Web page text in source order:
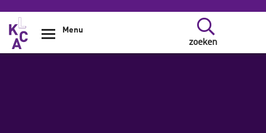
Overslaan en naar de inhoud gaan
zoeken
Menu